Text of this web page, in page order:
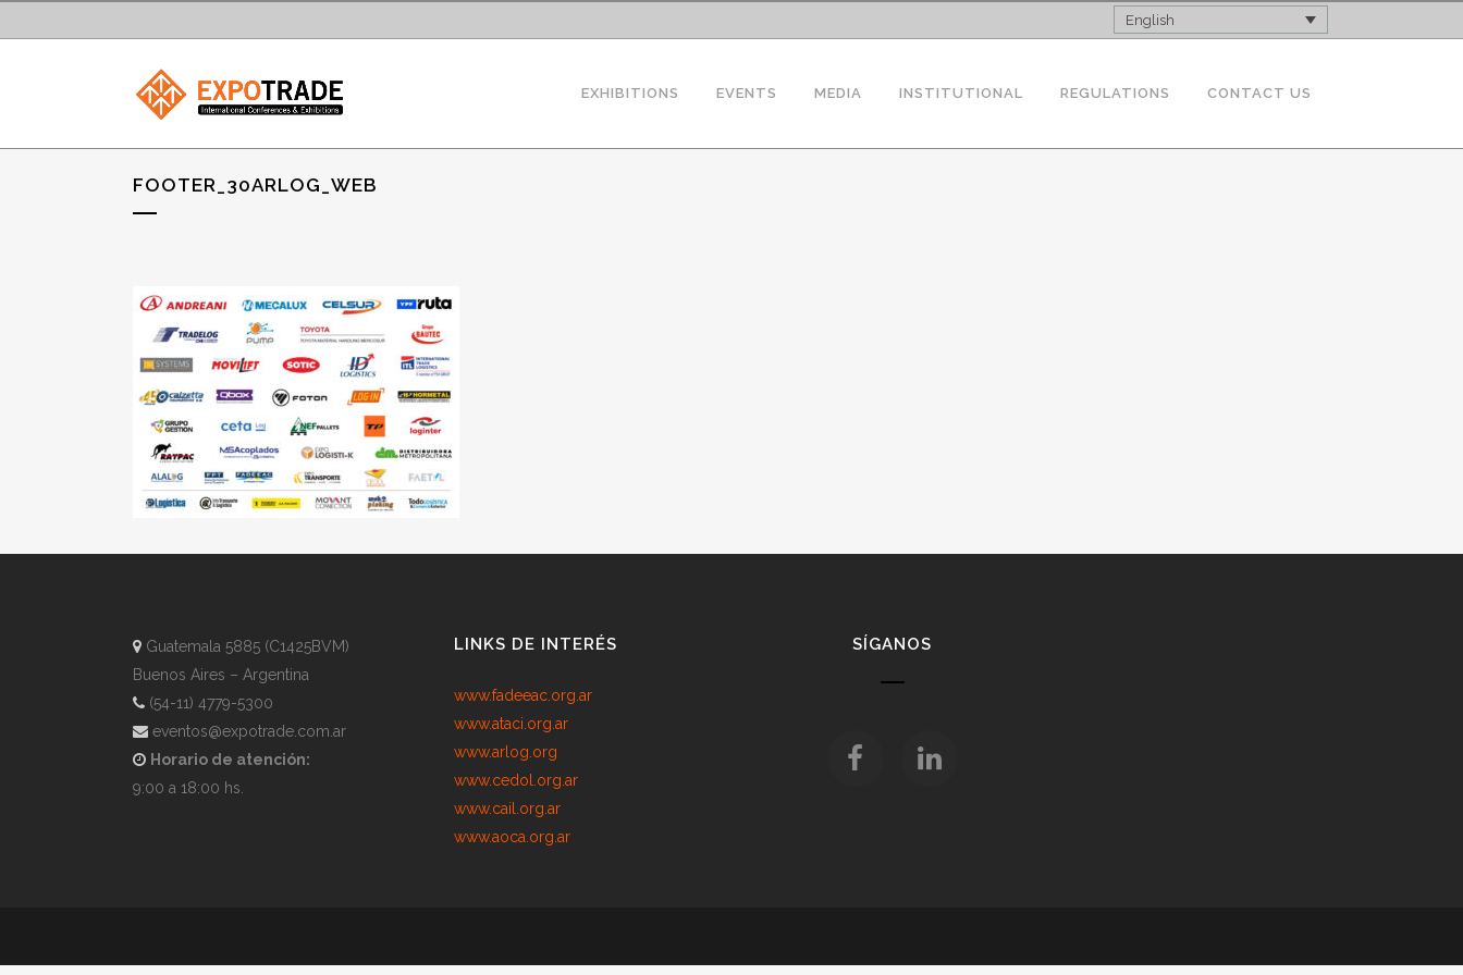
English
EXHIBITIONS EVENTS MEDIA INSTITUTIONAL REGULATIONS CONTACT US
FOOTER_30ARLOG_WEB
Guatemala 5885 (C1425BVM)
Buenos Aires – Argentina
(54-11) 4779-5300
eventos@expotrade.com.ar
Horario de atención:
9:00 a 18:00 hs.
LINKS DE INTERÉS
www.fadeeac.org.ar
www.ataci.org.ar
www.arlog.org
www.cedol.org.ar
www.cail.org.ar
www.aoca.org.ar
SÍGANOS